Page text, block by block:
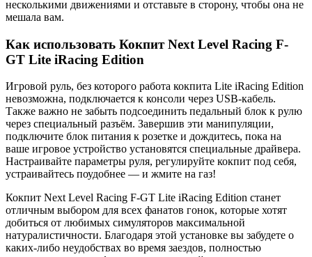
несколькими движениями и отставьте в сторону, чтобы она не
мешала вам.
Как использовать Кокпит Next Level Racing F-
GT Lite iRacing Edition
Игровой руль, без которого работа кокпита Lite iRacing Edition
невозможна, подключается к консоли через USB-кабель.
Также важно не забыть подсоединить педальный блок к рулю
через специальный разъём. Завершив эти манипуляции,
подключите блок питания к розетке и дождитесь, пока на
ваше игровое устройство установятся специальные драйвера.
Настраивайте параметры руля, регулируйте кокпит под себя,
устраивайтесь поудобнее — и жмите на газ!
Кокпит Next Level Racing F-GT Lite iRacing Edition станет
отличным выбором для всех фанатов гонок, которые хотят
добиться от любимых симуляторов максимальной
натуралистичности. Благодаря этой установке вы забудете о
каких-либо неудобствах во время заездов, полностью